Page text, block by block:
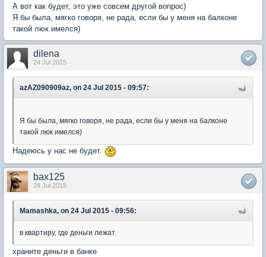
А вот как будет, это уже совсем другой вопрос)
Я бы была, мягко говоря, не рада, если бы у меня на балконе
такой люк имелся)
dilena
24 Jul 2015
azAZ090909az, on 24 Jul 2015 - 09:57:
Я бы была, мягко говоря, не рада, если бы у меня на балконе
такой люк имелся)
Надеюсь у нас не будет.
bax125
24 Jul 2015
Mamashka, on 24 Jul 2015 - 09:56:
в квартиру, где деньги лежат.
храните деньги в банке